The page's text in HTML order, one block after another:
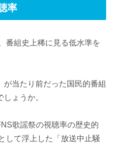
率
番組史上稀に見る低水準を
当たり前だった国民的番組
ょうか。
歌謡祭の視聴率の歴史的
して浮上した「放送中止騒